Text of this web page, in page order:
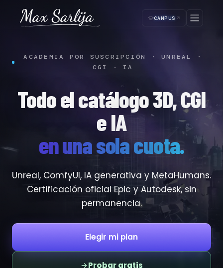
CAMPUS
ACADEMIA POR SUSCRIPCIÓN · UNREAL ·
CGI · IA
Todo el catálogo 3D, CGI
e IA
en una sola cuota.
Unreal, ComfyUI, IA generativa y MetaHumans.
Certificación oficial Epic y Autodesk, sin
permanencia.
Elegir mi plan
Probar gratis
SUSCRIPCIÓN ·— Paso 1 de 4
3
Cancelás cuando quieras Acceso inmediato
Lo usamos para tu certificado y en la plataforma.
NOMBRE *